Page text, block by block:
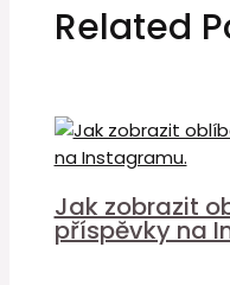
Related
Jak zobrazit
příspěvky na